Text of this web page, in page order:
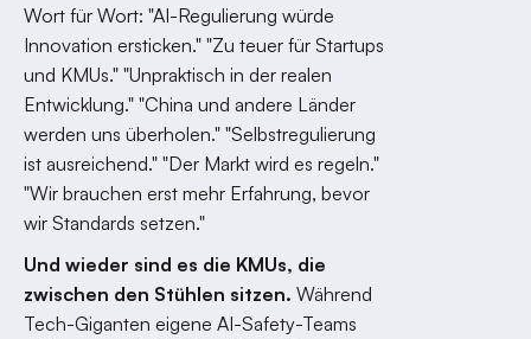
Wort für Wort: "AI-Regulierung würde
Innovation ersticken." "Zu teuer für Startups
und KMUs." "Unpraktisch in der realen
Entwicklung." "China und andere Länder
werden uns überholen." "Selbstregulierung
ist ausreichend." "Der Markt wird es regeln."
"Wir brauchen erst mehr Erfahrung, bevor
wir Standards setzen."
Und wieder sind es die KMUs, die
zwischen den Stühlen sitzen. Während
Tech-Giganten eigene AI-Safety-Teams